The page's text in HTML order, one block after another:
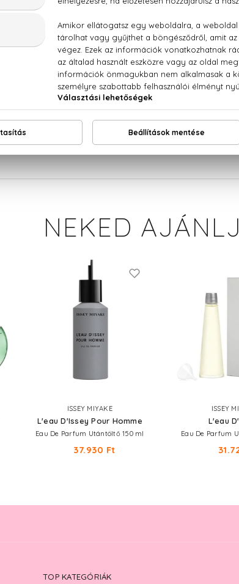
orgona, narancsvirág, mandulatej, pézsma,
(FRAGRANCE), DIPROPYLENE GLYCOL,
ETHYLHEXYL METHOXYCINNAMATE, BHT,
NEKED
ISSEY MIYAKE
L'eau D'Issey Pour Homme
Eau De Parfum Utántöltő 150 ml
37.930 Ft
ISSEY
L'eau
Eau De Parfum
TOP KATEGÓRIÁK